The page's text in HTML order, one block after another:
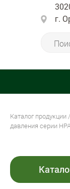
г.
Каталог продукции/
давления серии